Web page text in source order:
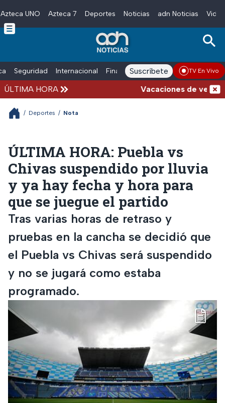
Skip to main content
Azteca UNO Azteca 7 Deportes Noticias adn Noticias
Seguridad Internacional Finanzas adn Noticias Radio
Suscríbete TV En Vivo
ÚLTIMA HORA Vacaciones de verano
/ Deportes / Nota
ÚLTIMA HORA: Puebla vs
Chivas suspendido por lluvia
y ya hay fecha y hora para
que se juegue el partido
Tras varias horas de retraso y
pruebas en la cancha se decidió que
el Puebla vs Chivas será suspendido
y no se jugará como estaba
programado.